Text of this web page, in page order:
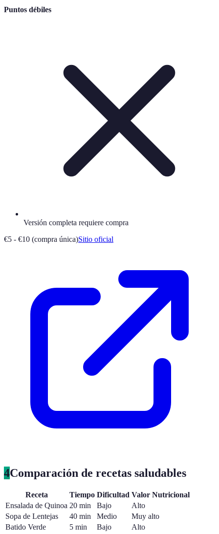
Puntos débiles
Versión completa requiere compra
€5 - €10 (compra única)Sitio oficial
4Comparación de recetas saludables
Receta Tiempo Dificultad Valor Nutricional
Ensalada de Quinoa 20 min Bajo
Alto
Sopa de Lentejas
40 min Medio
Muy alto
Batido Verde
5 min Bajo Alto